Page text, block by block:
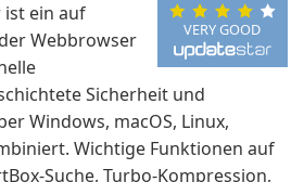
VERY GOOD
ist ein auf
Webbrowser
Sicherheit und
Windows, macOS, Linux,
Wichtige Funktionen auf
Suche, Turbo-Kompression,